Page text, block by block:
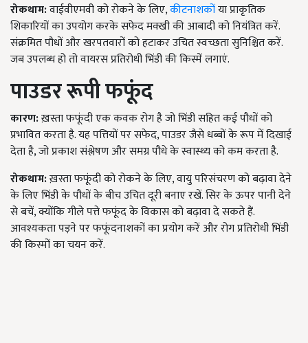
रोकथाम:वाईवीएमवी को रोकने के लिए,कीटनाशकोंया प्राकृतिक
शिकारियों का उपयोग करके सफेद मक्खी की आबादी को नियंत्रित करें.
संक्रमित पौधों और खरपतवारों को हटाकर उचित स्वच्छता सुनिश्चित करें.
जब उपलब्ध हो तो वायरस प्रतिरोधी भिंडी की किस्में लगाएं.
पाउडर रूपी फफूंद
कारण:ख़स्ता फफूंदी एक कवक रोग है जो भिंडी सहित कई पौधों को
प्रभावित करता है. यह पत्तियों पर सफेद, पाउडर जैसे धब्बों के रूप में दिखाई
देता है, जो प्रकाश संश्लेषण और समग्र पौधे के स्वास्थ्य को कम करता है.
रोकथाम:ख़स्ता फफूंदी को रोकने के लिए, वायु परिसंचरण को बढ़ावा देने
के लिए भिंडी के पौधों के बीच उचित दूरी बनाए रखें. सिर के ऊपर पानी देने
से बचें, क्योंकि गीले पत्ते फफूंद के विकास को बढ़ावा दे सकते हैं.
आवश्यकता पड़ने पर फफूंदनाशकों का प्रयोग करें और रोग प्रतिरोधी भिंडी
की किस्मों का चयन करें.